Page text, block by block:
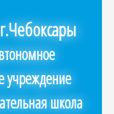
учреждение
школа